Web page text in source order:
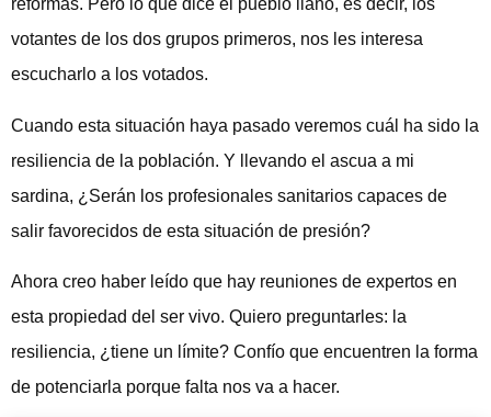
reformas. Pero lo que dice el pueblo llano, es decir, los
votantes de los dos grupos primeros, nos les interesa
escucharlo a los votados.
Cuando esta situación haya pasado veremos cuál ha sido la
resiliencia de la población. Y llevando el ascua a mi
sardina, ¿Serán los profesionales sanitarios capaces de
salir favorecidos de esta situación de presión?
Ahora creo haber leído que hay reuniones de expertos en
esta propiedad del ser vivo. Quiero preguntarles: la
resiliencia, ¿tiene un límite? Confío que encuentren la forma
de potenciarla porque falta nos va a hacer.